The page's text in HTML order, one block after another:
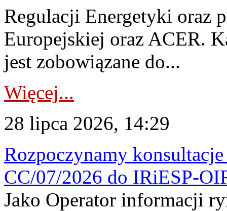
Regulacji Energetyki oraz
Europejskiej oraz ACER.
jest zobowiązane do...
Więcej...
28 lipca 2026, 14:29
Rozpoczynamy
CC/07/2026 do IRiESP-
Jako Operator informacji